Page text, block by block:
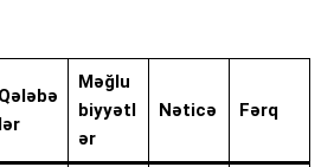
Qələbə
lər
Məğlu
biyyətl
ər
Nəticə Fərq